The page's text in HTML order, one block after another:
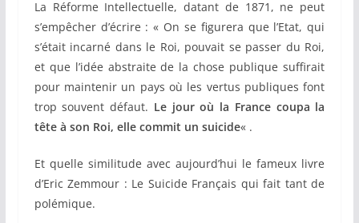
La Réforme Intellectuelle, datant de 1871, ne peut
s’empêcher d’écrire : « On se figurera que l’Etat, qui
s’était incarné dans le Roi, pouvait se passer du Roi,
et que l’idée abstraite de la chose publique suffirait
pour maintenir un pays où les vertus publiques font
trop souvent défaut. Le jour où la France coupa la
tête à son Roi, elle commit un suicide« .
Et quelle similitude avec aujourd’hui le fameux livre
d’Eric Zemmour : Le Suicide Français qui fait tant de
polémique.